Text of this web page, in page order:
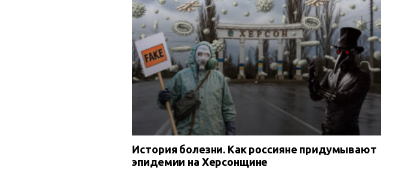
История болезни. Как россияне придумывают
эпидемии на Херсонщине